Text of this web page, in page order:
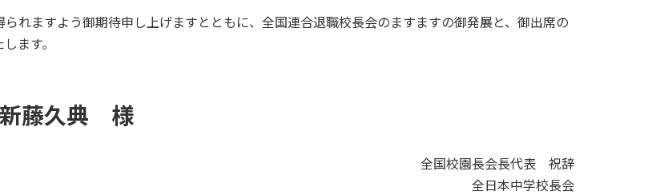
れますよう御期待申し上げますとともに、全国連合退職校長会のますますの御発展と、御出席の
ます。
藤久典 様
全国校園長会長代表 祝辞
全日本中学校長会